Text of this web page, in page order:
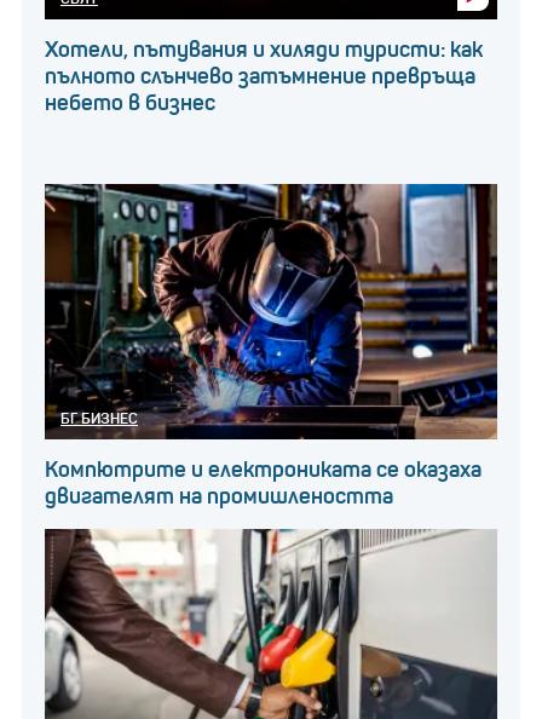
Хотели, пътувания и хиляди туристи: как
пълното слънчево затъмнение превръща
небето в бизнес
БГ БИЗНЕС
Компютрите и електрониката се оказаха
двигателят на промишлеността